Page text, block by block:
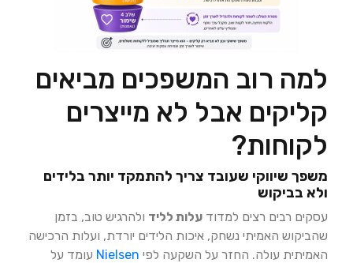
למה רוב המשפכים מביאים
קליקים אבל לא מייצרים
לקוחות?
משפך שיווקי שעובד צריך להתמקד יותר בלידים
ולא בביקוש
עסקים רבים רצים למדודעלות לליד ולהרגיש טוב, בזמן
שהביקוש האמיתי נשחק, איכות הלידים יורדת, ועלות הרכישה
האמיתית עולה. החזר על השקעה לפי Nielsen עומד על